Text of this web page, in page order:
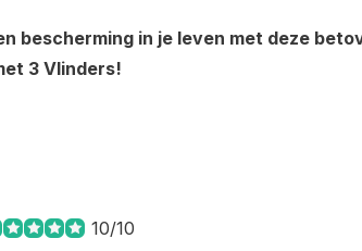
bescherming in je leven met deze
3 Vlinders!
10/10